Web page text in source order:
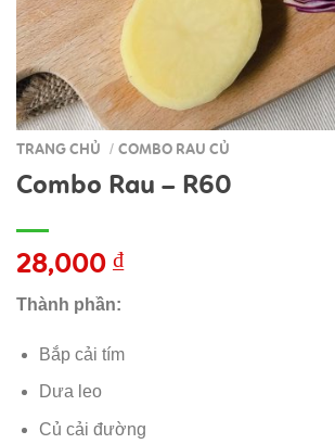
TRANG CHỦ / COMBO RAU CỦ
Combo Rau – R60
28,000 ₫
Thành phần:
Bắp cải tím
Dưa leo
Củ cải đường